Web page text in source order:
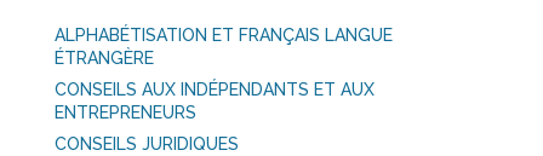
ALPHABÉTISATION ET FRANÇAIS LANGUE
ÉTRANGÈRE
CONSEILS AUX INDÉPENDANTS ET AUX
ENTREPRENEURS
CONSEILS JURIDIQUES